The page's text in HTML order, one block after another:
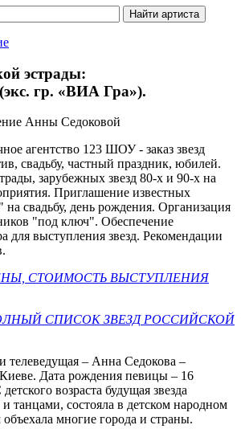
эстрады:
гр. «ВИА Гра»).
агентство 123 ШОУ - заказ звезд
свадьбу, частный праздник, юбилей.
зарубежных звезд 80-х и 90-х на
Приглашение известных
свадьбу, день рождения. Организация
"под ключ". Обеспечение
для выступления звезд. Рекомендации
СТОИМОСТЬ ВЫСТУПЛЕНИЯ
СПИСОК ЗВЕЗД РОССИЙСКОЙ
телеведущая – Анна Седокова –
Дата рождения певицы – 16
возраста будущая звезда
танцами, состояла в детском народном
многие города и страны.